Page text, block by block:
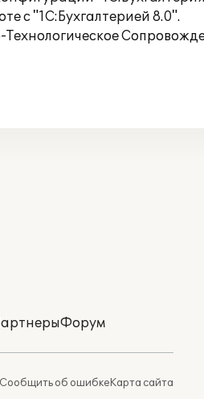
с "1С:Бухгалтерией 8.0".
Форум
Сообщить об ошибкеКарта сайта